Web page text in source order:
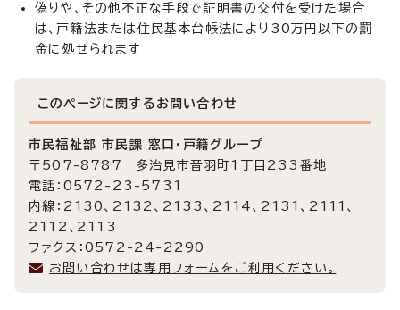
偽りや、その他不正な手段で証明書の交付を受けた場合
は、戸籍法または住民基本台帳法により30万円以下の罰
金に処せられます
このページに関する お問い合わせ
市民福祉部 市民課 窓口・戸籍グループ
〒507-8787 多治見市音羽町1丁目233番地
電話：0572-23-5731
内線：2130、2132、2133、2114、2131、2111、
2112、2113
ファクス：0572-24-2290
お問い合わせは専用フォームをご利用ください。